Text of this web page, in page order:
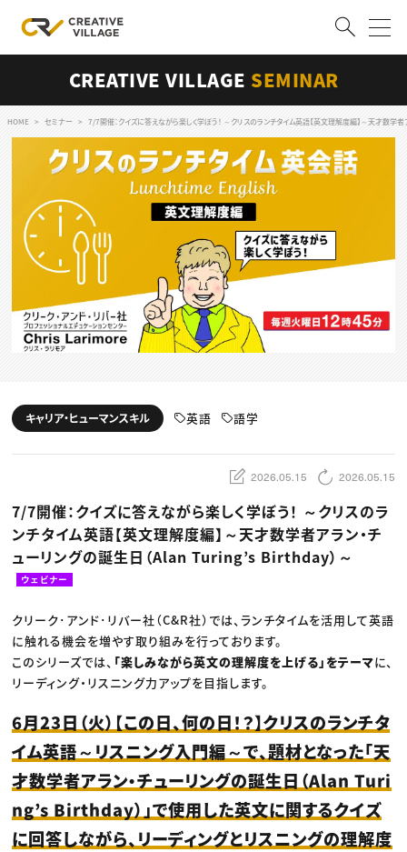
ログイン 会員登録
クリエイター求人を探す
CREATIVE JOB求人検索
特集求人
採用説明会
転職支援サービス
スキルアップしたい！
動画配信・映像制作
編集・ライティング
ディレクション
TOP Creator’s コラム トップ
Webクリエイター
ゲームクリエイター
クリエイターインタビュー
C＆R Magazine
セミナー
ニュース・トレンド トップ
Web
映像
ゲーム・エンタメ
広告
出版
CREATIVE VILLAGEからのお知らせ
プロフェッショナル×つながる×メディア
CREATIVE VILLAGE SEMINAR
HOME セミナー 7/7開催：クイズに答えながら楽しく学ぼう！ ～クリスのランチタイム英語【英文理解度編】～天才数学
キャリア・ヒューマンスキル 英語 語学
2026.05.15 2026.05.15
7/7開催：クイズに答えながら楽しく学ぼう！ ～クリスのラ
ンチタイム英語【英文理解度編】～天才数学者アラン・チ
ューリングの誕生日（Alan Turing’s Birthday）～
ウェビナー
クリーク･アンド･リバー社（C&R社）では、ランチタイムを活用して英語
に触れる機会を増やす取り組みを行っております。
このシリーズでは、 「楽しみながら英文の理解度を上げる」をテーマに、
リーディング・リスニング力アップを目指します。
6月23日（火）【この日、何の日！？】クリスのランチタ
イム英語～リスニング入門編～で、題材となった「天
才数学者アラン・チューリングの誕生日（Alan Turi
ng’s Birthday）」で使用した英文に関するクイズ
に回答しながら、リーディングとリスニングの理解度